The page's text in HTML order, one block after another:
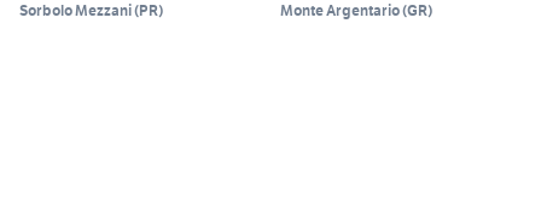
Sorbolo Mezzani(PR) Monte Argentario(GR)